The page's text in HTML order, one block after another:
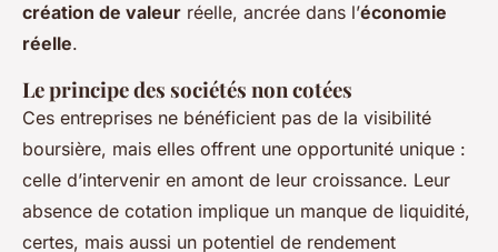
création de valeur réelle, ancrée dans l’économie
réelle.
Le principe des sociétés non cotées
Ces entreprises ne bénéficient pas de la visibilité
boursière, mais elles offrent une opportunité unique :
celle d’intervenir en amont de leur croissance. Leur
absence de cotation implique un manque de liquidité,
certes, mais aussi un potentiel de rendement